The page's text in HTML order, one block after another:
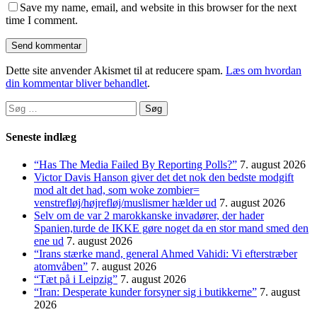
Save my name, email, and website in this browser for the next
time I comment.
Dette site anvender Akismet til at reducere spam. Læs om hvordan
din kommentar bliver behandlet.
Søg
efter:
Seneste indlæg
“Has The Media Failed By Reporting Polls?” 7. august 2026
Victor Davis Hanson giver det det nok den bedste modgift
mod alt det had, som woke zombier=
venstrefløj/højrefløj/muslismer hælder ud 7. august 2026
Selv om de var 2 marokkanske invadører, der hader
Spanien,turde de IKKE gøre noget da en stor mand smed den
ene ud 7. august 2026
“Irans stærke mand, general Ahmed Vahidi: Vi efterstræber
atomvåben” 7. august 2026
“Tæt på i Leipzig” 7. august 2026
“Iran: Desperate kunder forsyner sig i butikkerne” 7. august
2026